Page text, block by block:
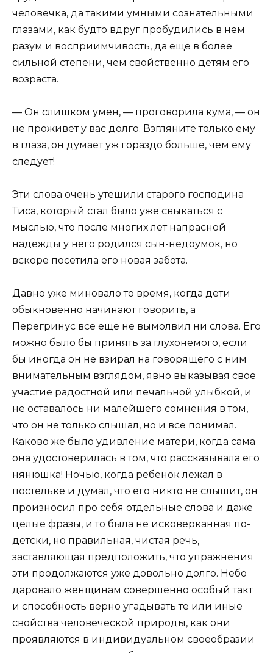
человечка, да такими умными сознательными
глазами, как будто вдруг пробудились в нем
разум и восприимчивость, да еще в более
сильной степени, чем свойственно детям его
возраста.
— Он слишком умен, — проговорила кума, — он
не проживет у вас долго. Взгляните только ему
в глаза, он думает уж гораздо больше, чем ему
следует!
Эти слова очень утешили старого господина
Тиса, который стал было уже свыкаться с
мыслью, что после многих лет напрасной
надежды у него родился сын-недоумок, но
вскоре посетила его новая забота.
Давно уже миновало то время, когда дети
обыкновенно начинают говорить, а
Перегринус все еще не вымолвил ни слова. Его
можно было бы принять за глухонемого, если
бы иногда он не взирал на говорящего с ним
внимательным взглядом, явно выказывая свое
участие радостной или печальной улыбкой, и
не оставалось ни малейшего сомнения в том,
что он не только слышал, но и все понимал.
Каково же было удивление матери, когда сама
она удостоверилась в том, что рассказывала его
нянюшка! Ночью, когда ребенок лежал в
постельке и думал, что его никто не слышит, он
произносил про себя отдельные слова и даже
целые фразы, и то была не исковерканная по-
детски, но правильная, чистая речь,
заставляющая предположить, что упражнения
эти продолжаются уже довольно долго. Небо
даровало женщинам совершенно особый такт
и способность верно угадывать те или иные
свойства человеческой природы, как они
проявляются в индивидуальном своеобразии